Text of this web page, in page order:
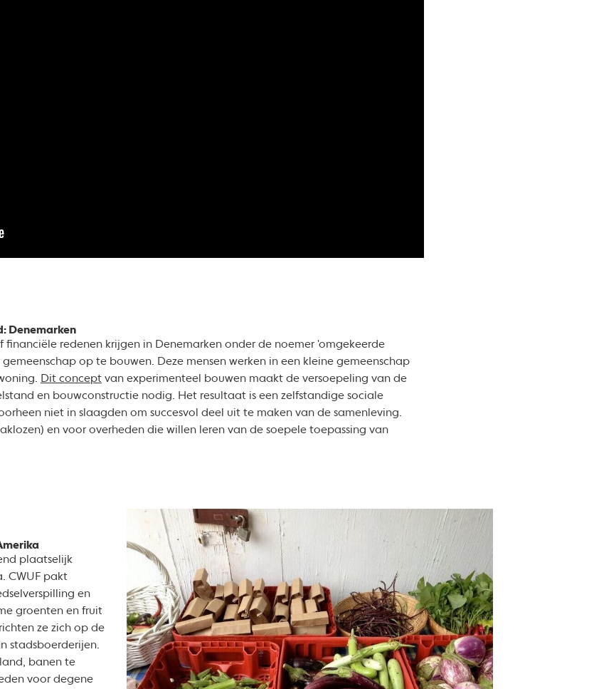
Denemarken
financiële redenen krijgen in Denemarken onder de noemer 'omgekeerde
op te bouwen. Deze mensen werken in een kleine gemeenschap
Dit concept van experimenteel bouwen maakt de versoepeling van de
en bouwconstructie nodig. Het resultaat is een zelfstandige sociale
niet in slaagden om succesvol deel uit te maken van de samenleving.
en voor overheden die willen leren van de soepele toepassing van
plaatselijk
CWUF pakt
en
groenten en fruit
ze zich op de
stadsboerderijen.
banen te
voor degene